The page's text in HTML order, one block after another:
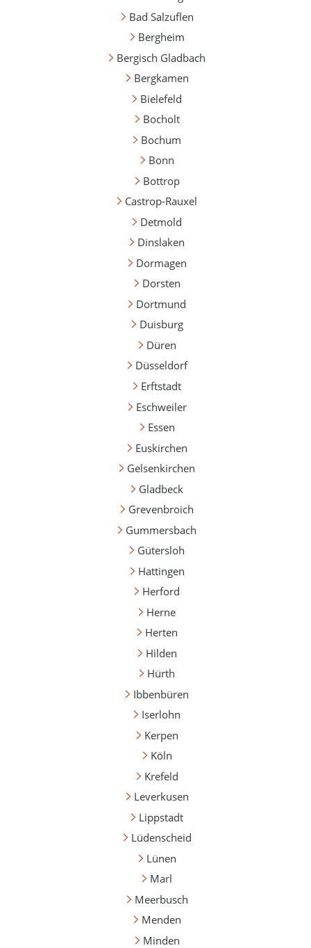
Bad Salzuflen
Bergheim
Bergisch Gladbach
Bergkamen
Bielefeld
Bocholt
Bochum
Bonn
Bottrop
Castrop-Rauxel
Detmold
Dinslaken
Dormagen
Dorsten
Dortmund
Duisburg
Düren
Düsseldorf
Erftstadt
Eschweiler
Essen
Euskirchen
Gelsenkirchen
Gladbeck
Grevenbroich
Gummersbach
Gütersloh
Hattingen
Herford
Herne
Herten
Hilden
Hürth
Ibbenbüren
Iserlohn
Kerpen
Köln
Krefeld
Leverkusen
Lippstadt
Lüdenscheid
Lünen
Marl
Meerbusch
Menden
Minden